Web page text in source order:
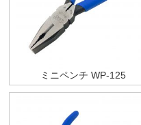
ミニペンチ WP-125